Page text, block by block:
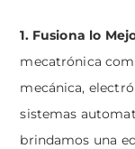
1. Fusiona lo
mecatrónica
mecánica,
sistemas
brindamos una